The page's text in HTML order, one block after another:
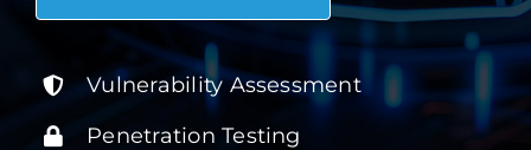
Vulnerability Assessment
Penetration Testing